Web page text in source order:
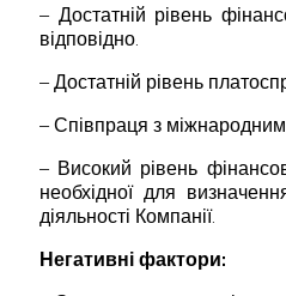
– Достатній рівень
відповідно.
– Достатній рівень
– Співпраця з
– Високий рівень
необхідної для
діяльності Компанії.
Негативні фактори: